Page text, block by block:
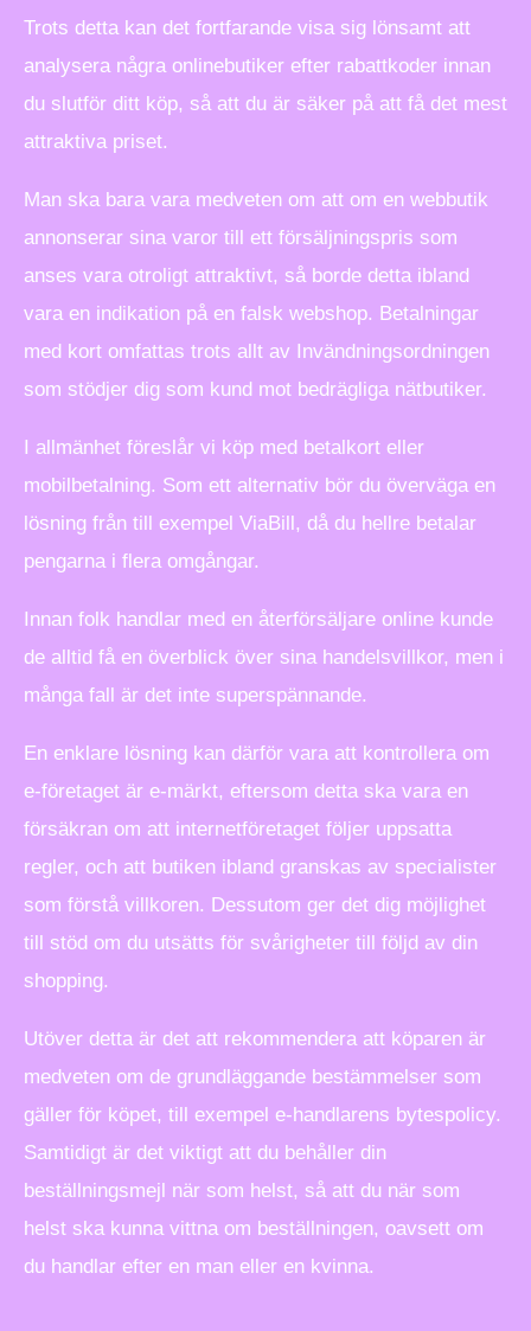
Trots detta kan det fortfarande visa sig lönsamt att
analysera några onlinebutiker efter rabattkoder innan
du slutför ditt köp, så att du är säker på att få det mest
attraktiva priset.
Man ska bara vara medveten om att om en webbutik
annonserar sina varor till ett försäljningspris som
anses vara otroligt attraktivt, så borde detta ibland
vara en indikation på en falsk webshop. Betalningar
med kort omfattas trots allt av Invändningsordningen
som stödjer dig som kund mot bedrägliga nätbutiker.
I allmänhet föreslår vi köp med betalkort eller
mobilbetalning. Som ett alternativ bör du överväga en
lösning från till exempel ViaBill, då du hellre betalar
pengarna i flera omgångar.
Innan folk handlar med en återförsäljare online kunde
de alltid få en överblick över sina handelsvillkor, men i
många fall är det inte superspännande.
En enklare lösning kan därför vara att kontrollera om
e-företaget är e-märkt, eftersom detta ska vara en
försäkran om att internetföretaget följer uppsatta
regler, och att butiken ibland granskas av specialister
som förstå villkoren. Dessutom ger det dig möjlighet
till stöd om du utsätts för svårigheter till följd av din
shopping.
Utöver detta är det att rekommendera att köparen är
medveten om de grundläggande bestämmelser som
gäller för köpet, till exempel e-handlarens bytespolicy.
Samtidigt är det viktigt att du behåller din
beställningsmejl när som helst, så att du när som
helst ska kunna vittna om beställningen, oavsett om
du handlar efter en man eller en kvinna.